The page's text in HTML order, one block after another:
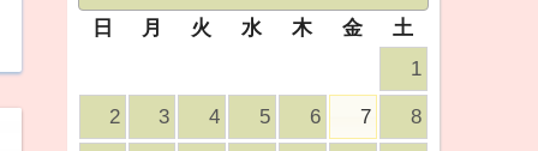
日 月 火 水 木 金
土
1
2 3 4 5 6 7 8